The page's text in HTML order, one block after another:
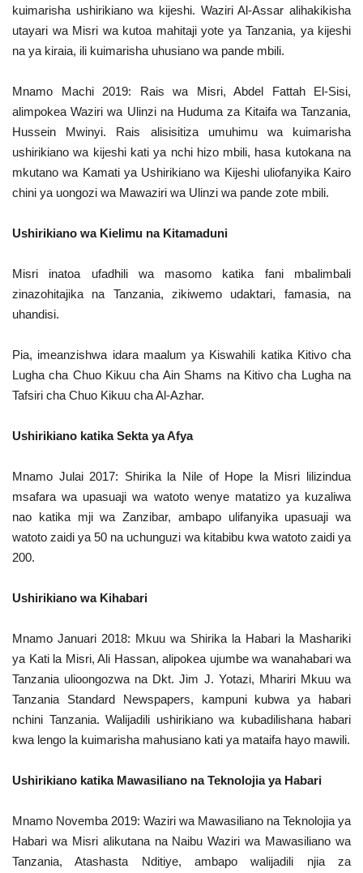
kuimarisha ushirikiano wa kijeshi. Waziri Al-Assar alihakikisha
utayari wa Misri wa kutoa mahitaji yote ya Tanzania, ya kijeshi
na ya kiraia, ili kuimarisha uhusiano wa pande mbili.
Mnamo Machi 2019: Rais wa Misri, Abdel Fattah El-Sisi,
alimpokea Waziri wa Ulinzi na Huduma za Kitaifa wa Tanzania,
Hussein Mwinyi. Rais alisisitiza umuhimu wa kuimarisha
ushirikiano wa kijeshi kati ya nchi hizo mbili, hasa kutokana na
mkutano wa Kamati ya Ushirikiano wa Kijeshi uliofanyika Kairo
chini ya uongozi wa Mawaziri wa Ulinzi wa pande zote mbili.
Ushirikiano wa Kielimu na Kitamaduni
Misri inatoa ufadhili wa masomo katika fani mbalimbali
zinazohitajika na Tanzania, zikiwemo udaktari, famasia, na
uhandisi.
Pia, imeanzishwa idara maalum ya Kiswahili katika Kitivo cha
Lugha cha Chuo Kikuu cha Ain Shams na Kitivo cha Lugha na
Tafsiri cha Chuo Kikuu cha Al-Azhar.
Ushirikiano katika Sekta ya Afya
Mnamo Julai 2017: Shirika la Nile of Hope la Misri lilizindua
msafara wa upasuaji wa watoto wenye matatizo ya kuzaliwa
nao katika mji wa Zanzibar, ambapo ulifanyika upasuaji wa
watoto zaidi ya 50 na uchunguzi wa kitabibu kwa watoto zaidi ya
200.
Ushirikiano wa Kihabari
Mnamo Januari 2018: Mkuu wa Shirika la Habari la Mashariki
ya Kati la Misri, Ali Hassan, alipokea ujumbe wa wanahabari wa
Tanzania ulioongozwa na Dkt. Jim J. Yotazi, Mhariri Mkuu wa
Tanzania Standard Newspapers, kampuni kubwa ya habari
nchini Tanzania. Walijadili ushirikiano wa kubadilishana habari
kwa lengo la kuimarisha mahusiano kati ya mataifa hayo mawili.
Ushirikiano katika Mawasiliano na Teknolojia ya Habari
Mnamo Novemba 2019: Waziri wa Mawasiliano na Teknolojia ya
Habari wa Misri alikutana na Naibu Waziri wa Mawasiliano wa
Tanzania, Atashasta Nditiye, ambapo walijadili njia za